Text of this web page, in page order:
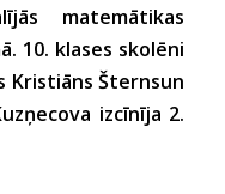
matemātikas
10. klases skolēni
Kristiāns Šternsun
izcīnīja 2.